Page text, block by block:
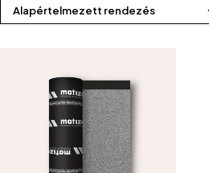
Alapértelmezett rendezés